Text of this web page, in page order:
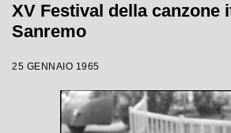
XV Festival della canzone
Sanremo
25 GENNAIO 1965